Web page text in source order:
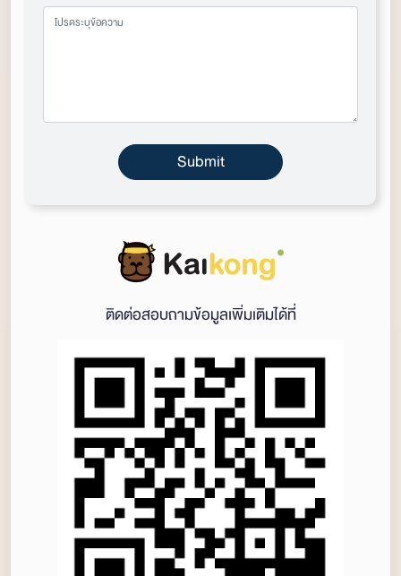
Submit
ติดต่อสอบถามข้อมูลเพิ่มเติมได้ที่